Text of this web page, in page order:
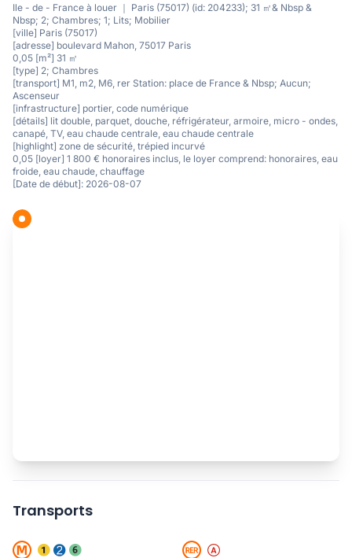
Ile - de - France à louer ｜ Paris (75017) (id: 204233); 31 ㎡& Nbsp &
Nbsp; 2; Chambres; 1; Lits; Mobilier
[ville] Paris (75017)
[adresse] boulevard Mahon, 75017 Paris
0,05 [m²] 31 ㎡
[type] 2; Chambres
[transport] M1, m2, M6, rer Station: place de France & Nbsp; Aucun;
Ascenseur
[infrastructure] portier, code numérique
[détails] lit double, parquet, douche, réfrigérateur, armoire, micro - ondes,
canapé, TV, eau chaude centrale, eau chaude centrale
[highlight] zone de sécurité, trépied incurvé
0,05 [loyer] 1 800 € honoraires inclus, le loyer comprend: honoraires, eau
froide, eau chaude, chauffage
[Date de début]: 2026-08-07
Transports